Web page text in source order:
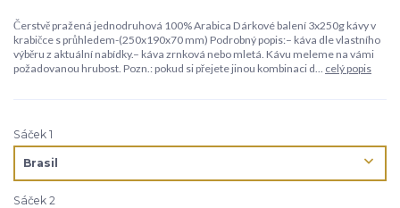
Čerstvě pražená jednodruhová 100% Arabica Dárkové balení 3x250g kávy v
krabičce s průhledem-(250x190x70 mm) Podrobný popis:– káva dle vlastního
výběru z aktuální nabídky.– káva zrnková nebo mletá. Kávu meleme na vámi
požadovanou hrubost. Pozn.: pokud si přejete jinou kombinaci d... celý popis
Sáček 1
Sáček 2